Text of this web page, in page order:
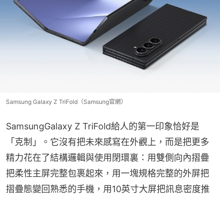
Samsung Galaxy Z TriFold（Samsung官網）
SamsungGalaxy Z TriFold給人的第一印象恰好是
「克制」。它沒有把未來感寫在外觀上，而是把更多
精力花在了結構邏輯與使用閉環裏：用雙側向內摺疊
把柔性主屏完整包裹起來，用一塊規格完整的外屏把
摺疊態變回熟悉的手機，用10英寸大屏把訊息密度推